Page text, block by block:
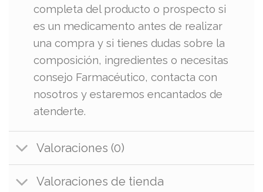
completa del producto o prospecto si
es un medicamento antes de realizar
una compra y si tienes dudas sobre la
composición, ingredientes o necesitas
consejo Farmacéutico, contacta con
nosotros y estaremos encantados de
atenderte.
Valoraciones (0)
Valoraciones de tienda